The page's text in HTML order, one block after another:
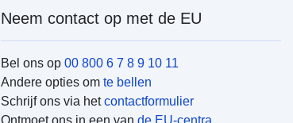
Neem contact op met de EU
Bel ons op 00 800 6 7 8 9 10 11
Andere opties om te bellen
Schrijf ons via hetcontactformulier
Ontmoet ons in een van de EU-centra